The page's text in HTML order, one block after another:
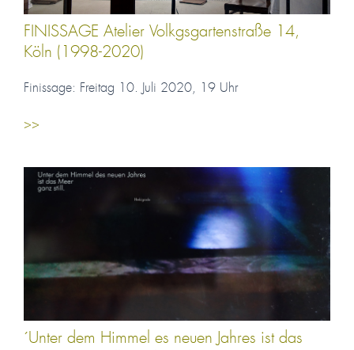
FINISSAGE Atelier Volkgsgartenstraße 14,
Köln (1998-2020)
Finissage: Freitag 10. Juli 2020, 19 Uhr
>>
´Unter dem Himmel es neuen Jahres ist das